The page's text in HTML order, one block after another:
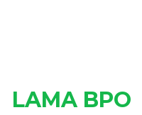
LAMA BPO